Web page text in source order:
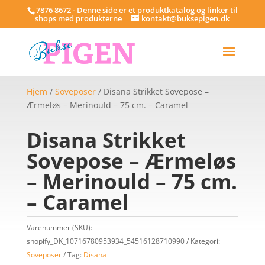
7876 8672 - Denne side er et produktkatalog og linker til
shops med produkterne kontakt@buksepigen.dk
Hjem / Soveposer/ Disana Strikket Sovepose –
Ærmeløs – Merinould – 75 cm. – Caramel
Disana Strikket
Sovepose – Ærmeløs
– Merinould – 75 cm.
– Caramel
Varenummer (SKU):
shopify_DK_10716780953934_54516128710990
Kategori:
Soveposer
Tag: Disana